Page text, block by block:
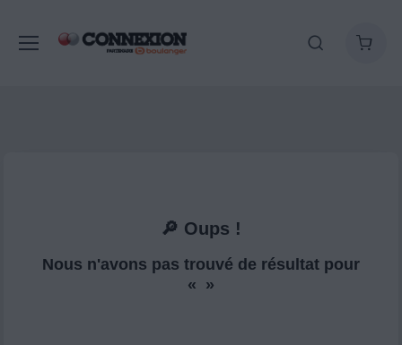
🔎 Oups !
Nous n'avons pas trouvé de résultat pour
« »